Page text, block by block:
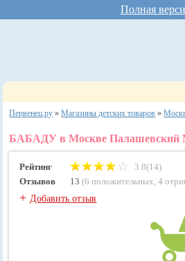
Полная
Первенец.ру »Магазины детских товаров »
БАБАДУ в Москве Палашевский
Рейтинг
3.8(14)
Отзывов
13 (6 положительных,4
+Добавить отзыв